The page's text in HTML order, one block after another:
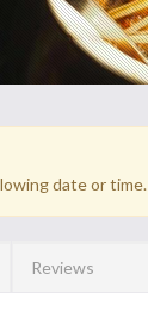
date or time.
Reviews